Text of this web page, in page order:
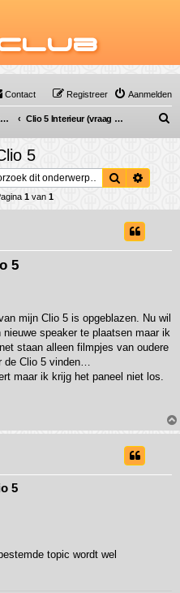
Contact Aanmelden
Registreer
Clio 5 (Bouwjaren van 2019 tot ...) Clio 5 Interieur (vraag & antwoord)
o
5
Zoek
1 van 1
5
mijn Clio 5 is opgeblazen. Nu wil
speaker te plaatsen maar ik
staan alleen filmpjes van oudere
de Clio 5 vinden…
maar ik krijg het paneel niet los.
5
topic wordt wel